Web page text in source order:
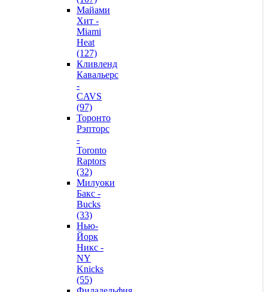
Майами
Хит -
Miami
Heat
(127)
Кливленд
Кавальерс
-
CAVS
(97)
Торонто
Рэпторс
-
Toronto
Raptors
(32)
Милуоки
Бакс -
Bucks
(33)
Нью-
Йорк
Никс -
NY
Knicks
(55)